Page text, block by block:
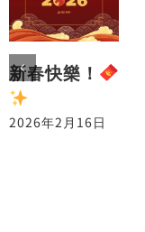
新春快樂！
2026年2月16日